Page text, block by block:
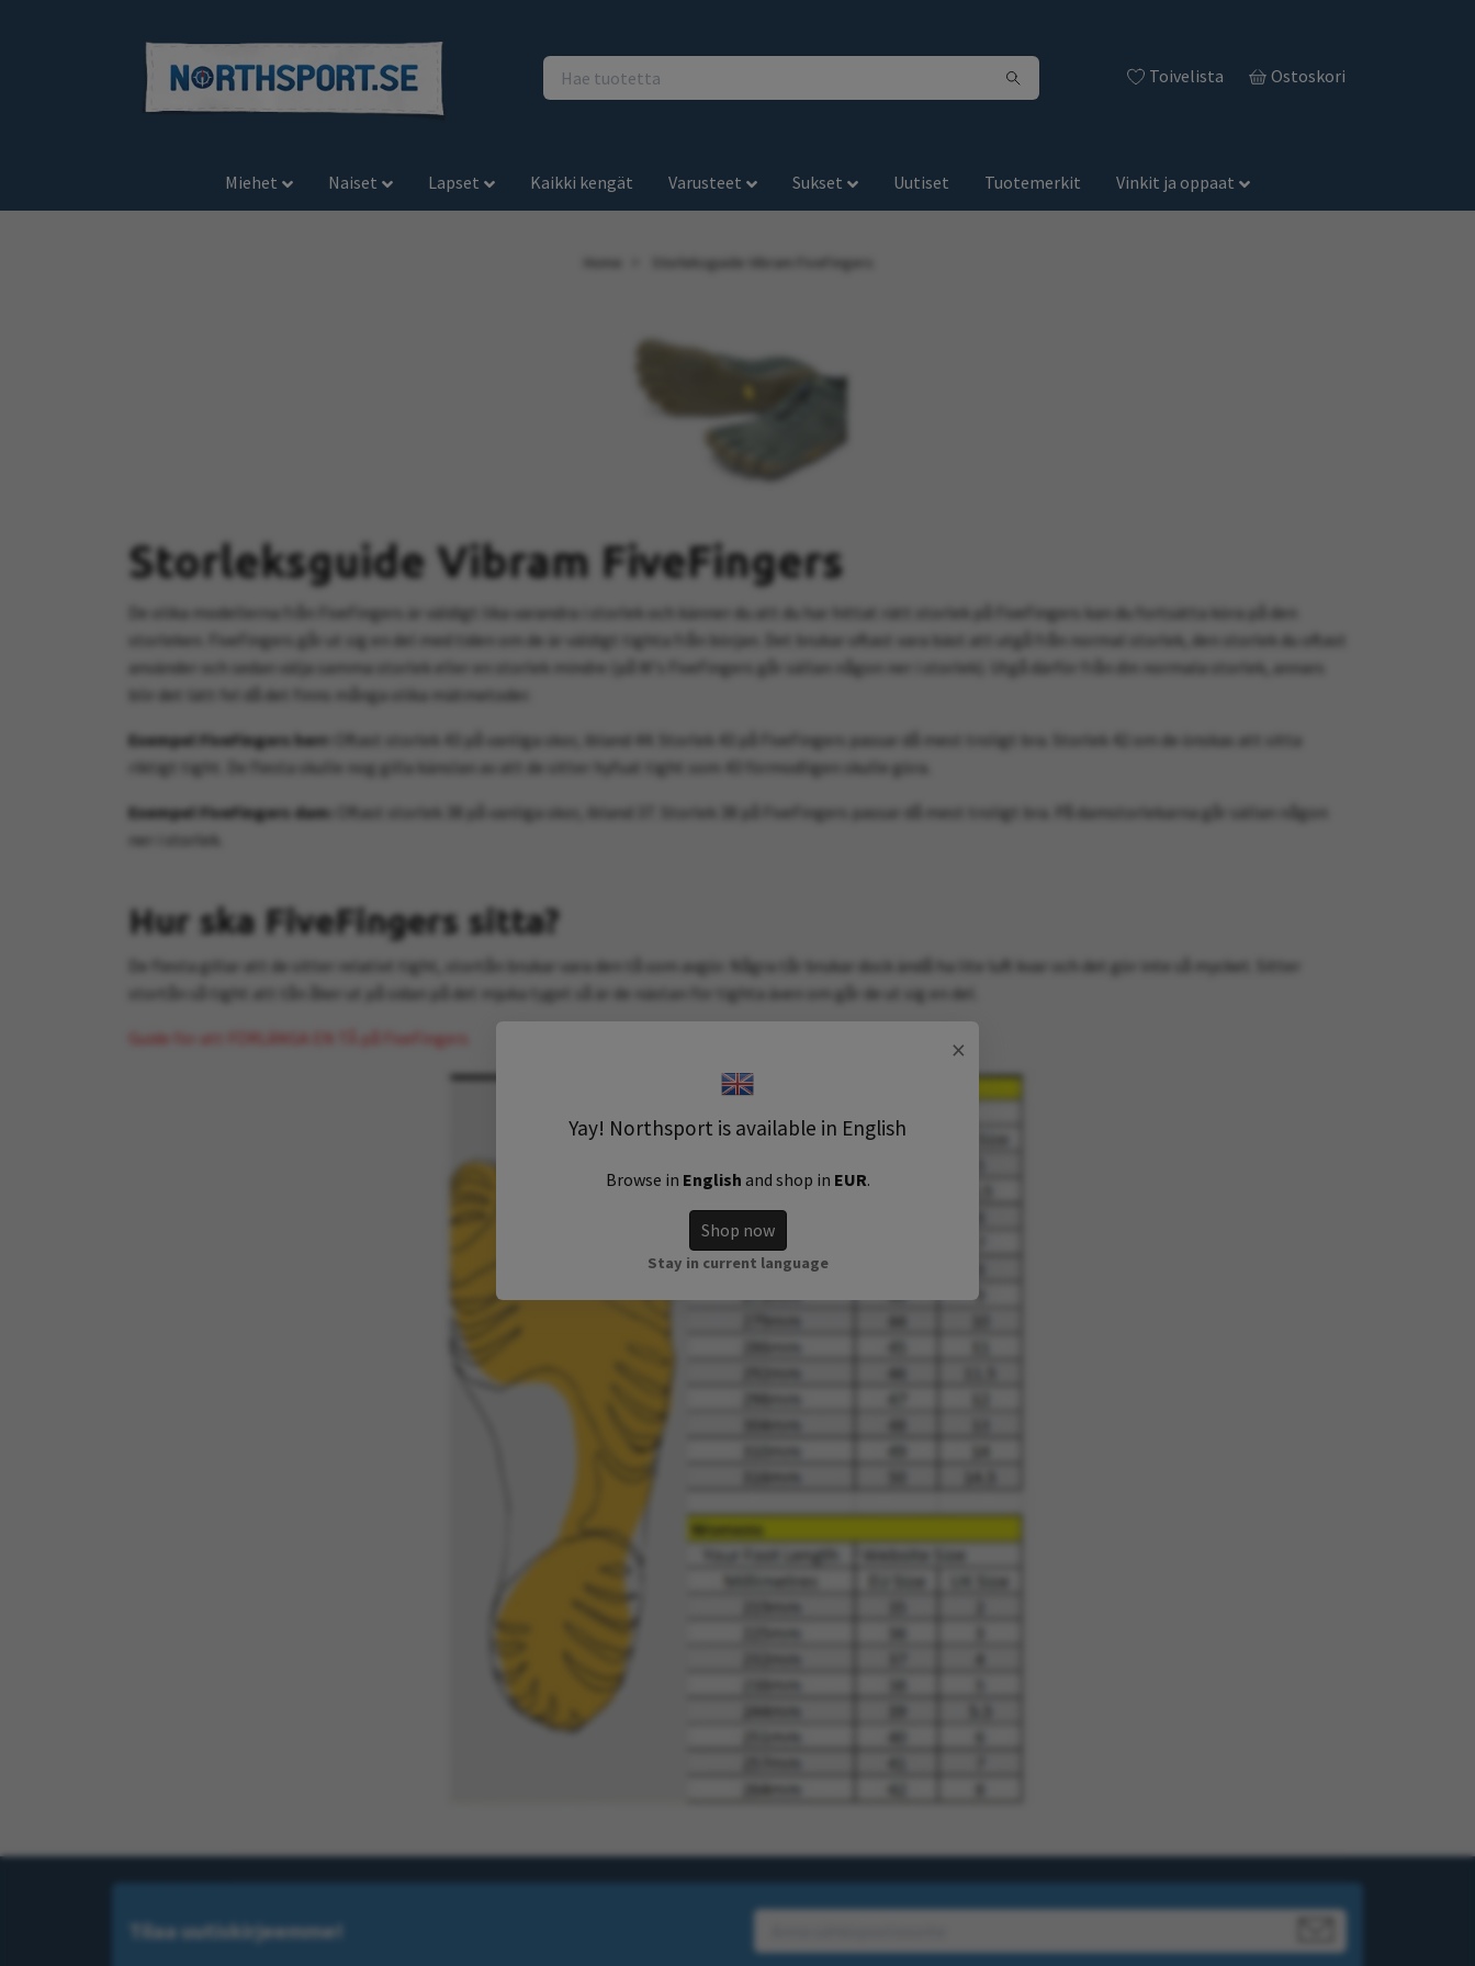
Toivelista Ostoskori
Miehet Naiset Lapset Kaikki kengät Varusteet Sukset Uutiset Tuotemerkit Vinkit ja oppaat
Storleksguide Vibram FiveFingers
Storleksguide Vibram FiveFingers
De olika modellerna från FiveFingers är väldigt lika varandra i storlek och känner du att du har hittat rätt storlek på FiveFingers kan du fortsätta köra på den
storleken. FiveFingers går ut sig en del med tiden om de är väldigt tighta från början. Det brukar oftast vara bäst att utgå från normal storlek, den storlek du oftast
använder och sedan välja samma storlek eller en storlek mindre (på W's FiveFingers går sällan någon ner i storlek). Utgå därför från din normala storlek, annars
blir det lätt fel då det finns många olika mätmetoder.
Exempel FiveFingers herr:
Oftast storlek 43 på vanliga skor, ibland 44. Storlek 43 på FiveFingers passar då mest troligt bra. Storlek 42 om de önskas att sitta
riktigt tight. De flesta skulle nog gilla känslan av att de sitter hyfsat tight som 43 förmodligen skulle göra.
Exempel FiveFingers dam:
Oftast storlek 38 på vanliga skor, ibland 37. Storlek 38 på FiveFingers passar då mest troligt bra. På damstorlekarna går sällan någon
ner i storlek.
Hur ska FiveFingers sitta?
De flesta gillar att de sitter relativt tight, stortån brukar vara den tå som avgör. Några tår brukar dock ändå ha lite luft kvar och det gör inte så mycket. Sitter
stortån så tight att tån åker ut på sidan på det mjuka tyget så är de nästan för tighta även om går de ut sig en del.
Guide för att FÖRLÄNGA EN TÅ på FiveFingers
Tilaa uutiskirjeemme!
×
Yay! Northsport is available in English
Browse in English and shop in EUR.
Shop now
Stay in current language